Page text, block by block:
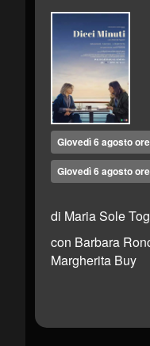
Giovedì 6 agosto
Giovedì 6 agosto
di Maria Sole
con Barbara
Margherita Buy